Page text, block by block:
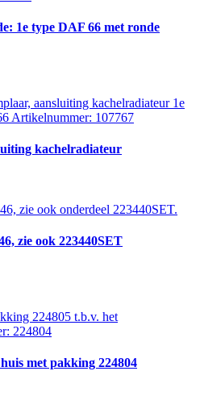
1e type DAF 66 met ronde
kachelradiateur
zie ook 223440SET
met pakking 224804